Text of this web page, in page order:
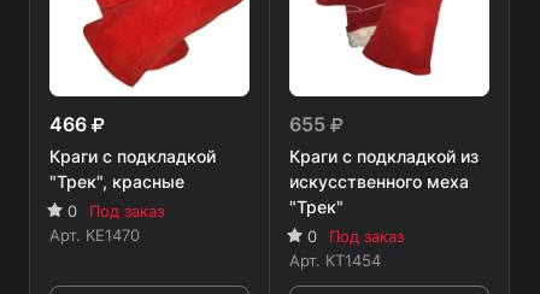
466
Краги с подкладкой
"Трек", красные
0
Под заказ
Арт. КЕ1470
655
Краги с подкладкой из
искусственного меха
"Трек"
0
Под заказ
Арт. КТ1454